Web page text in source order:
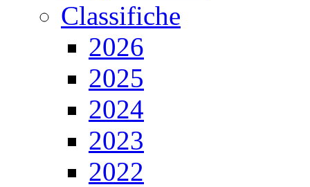
Classifiche
2026
2025
2024
2023
2022